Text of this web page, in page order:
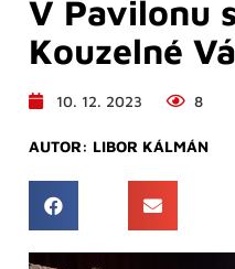
V Pavilonu
Kouzelné
10. 12. 2023 8
AUTOR: LIBOR KÁLMÁN